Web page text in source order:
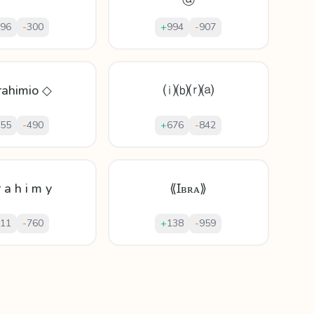
-300 +994 -907
◇
-490
⒤⒝⒭⒜
+676 -842
a h i m y
-760
⟪Ɪʙʀᴀ⟫
+138 -959